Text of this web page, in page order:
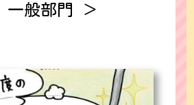
一般部門 ＞